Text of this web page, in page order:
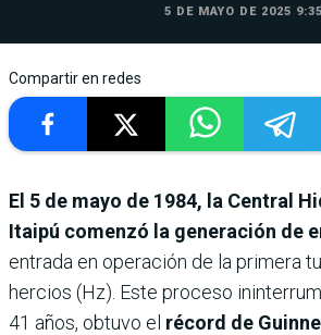
5 DE MAYO DE 2025 9:35
Compartir en redes
El 5 de mayo de 1984, la Central
Itaipú comenzó la generación de
entrada en operación de la primera
hercios (Hz). Este proceso
41 años, obtuvo el récord de